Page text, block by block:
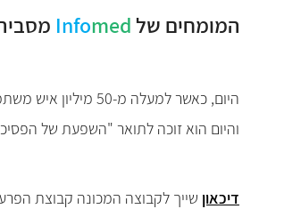
המומחים של Infomed
והיום הוא זוכה לתואר "השפעת של
דיכאון שייך לקבוצה המכונה קבוצת